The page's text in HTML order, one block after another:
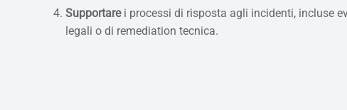
Supportarei processi di risposta agli incidenti, incluse
legali o di remediation tecnica.